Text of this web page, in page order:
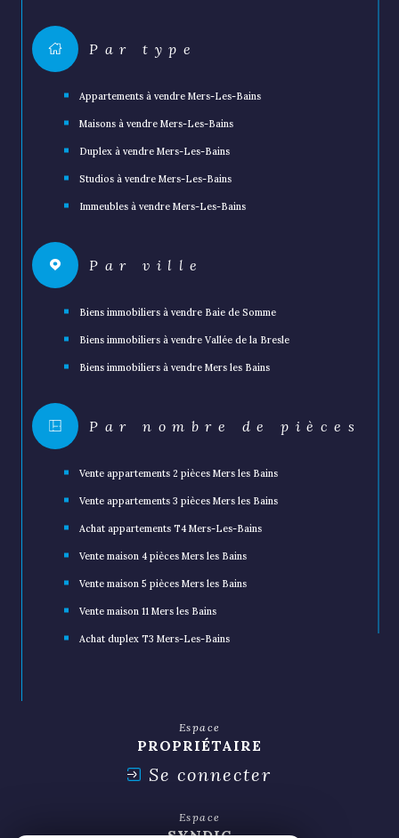
Par type
Appartements à vendre Mers-Les-Bains
Maisons à vendre Mers-Les-Bains
Duplex à vendre Mers-Les-Bains
Studios à vendre Mers-Les-Bains
Immeubles à vendre Mers-Les-Bains
Par ville
Biens immobiliers à vendre Baie de Somme
Biens immobiliers à vendre Vallée de la Bresle
Biens immobiliers à vendre Mers les Bains
Par nombre de pièces
Vente appartements 2 pièces Mers les Bains
Vente appartements 3 pièces Mers les Bains
Achat appartements T4 Mers-Les-Bains
Vente maison 4 pièces Mers les Bains
Vente maison 5 pièces Mers les Bains
Vente maison 11 Mers les Bains
Achat duplex T3 Mers-Les-Bains
Espace
PROPRIÉTAIRE
Se connecter
Espace